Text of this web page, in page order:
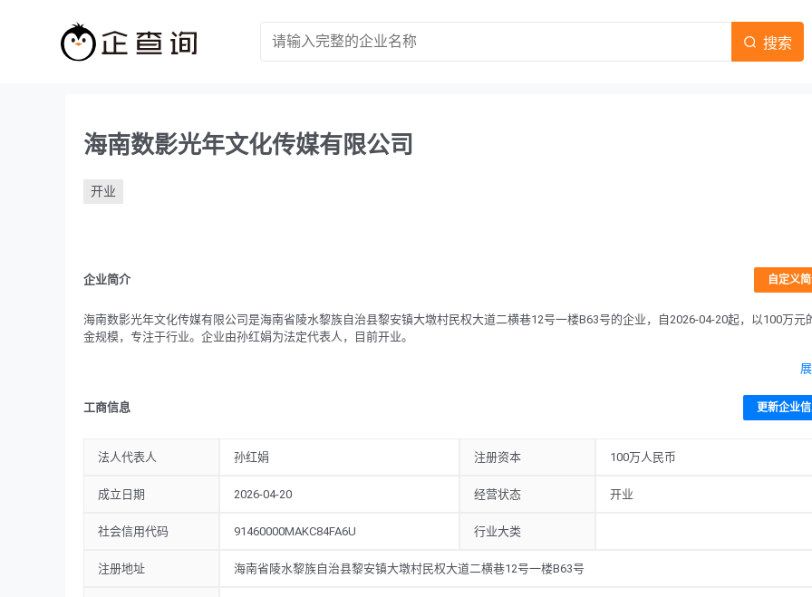
搜索
海南数影光年文化传媒有限公司
开业
企业简介 自定义
海南数影光年文化传媒有限公司是海南省陵水黎族自治县黎安镇大墩村民权大道二横巷12号一楼B63号的企业，自2026-04-20起，以100万元
金规模，专注于行业。企业由孙红娟为法定代表人，目前开业。
工商信息 更新企业
法人代表人 孙红娟 注册资本 100万人民币
成立日期 2026-04-20 经营状态 开业
社会信用代码 91460000MAKC84FA6U 行业大类
注册地址 海南省陵水黎族自治县黎安镇大墩村民权大道二横巷12号一楼B63号